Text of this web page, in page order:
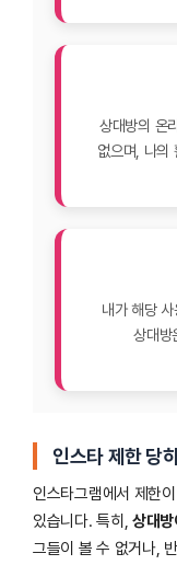
상대방의 온
없으며, 나의
내가 해당
상대방
인스타 제한 당
인스타그램에서 제한
있습니다. 특히, 상대
그들이 볼 수 없거나,